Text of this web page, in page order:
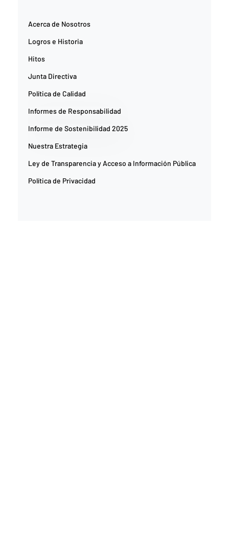
Acerca de Nosotros
Logros e Historia
Hitos
Junta Directiva
Política de Calidad
Informes de Responsabilidad
Informe de Sostenibilidad 2025
Nuestra Estrategia
Ley de Transparencia y Acceso a Información Pública
Política de Privacidad